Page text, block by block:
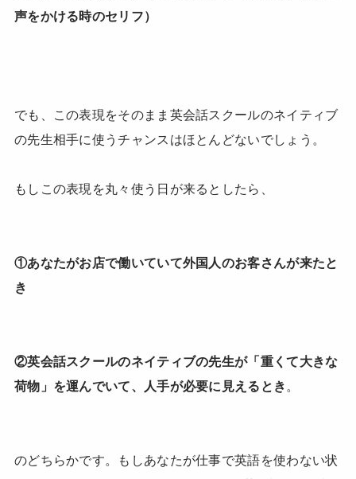
声をかける時のセリフ）
でも、この表現をそのまま英会話スクールのネイティブ
の先生相手に使うチャンスはほとんどないでしょう。
もしこの表現を丸々使う日が来るとしたら、
①あなたがお店で働いていて外国人のお客さんが来たと
き
②英会話スクールのネイティブの先生が「重くて大きな
荷物」を運んでいて、人手が必要に見えるとき 。
のどちらかです。もしあなたが仕事で英語を使わない状